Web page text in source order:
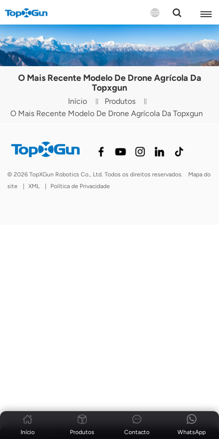
CONTACTE-NOS
English
Español
Русский
Português(Brasil)
Türkçe
O Mais Recente Modelo De Drone Agrícola Da
Topxgun
Início
Produtos
O Mais Recente Modelo De Drone Agrícola Da Topxgun
Notícias |
© 2026 TopXGun Robotics Co., Ltd. Todos os direitos reservados.
Mapa do
site
XML Política de Privacidade
Início Produtos WhatsApp
Contacto